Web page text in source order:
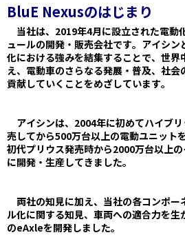
BluE Nexusのはじまり
当社は、2019年4月に設立された電動
ュールの開発・販売会社です。アイシ
化における強みを結集することで、世界
え、電動車のさらなる発展・普及、社会
貢献していくことをめざしています。
アイシンは、2004年に初めてハイブ
売してから500万台以上の電動ユニット
初代プリウス発売時から2000万台以上
に開発・生産してきました。
両社の知見に加え、当社の各コンポー
ル化に関する知見、車両への適合力を生
のeAxleを開発しました。